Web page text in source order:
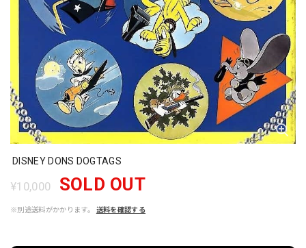
DISNEY DONS DOGTAGS
¥10,000 SOLD OUT
※別途送料がかかります。 送料を確認する